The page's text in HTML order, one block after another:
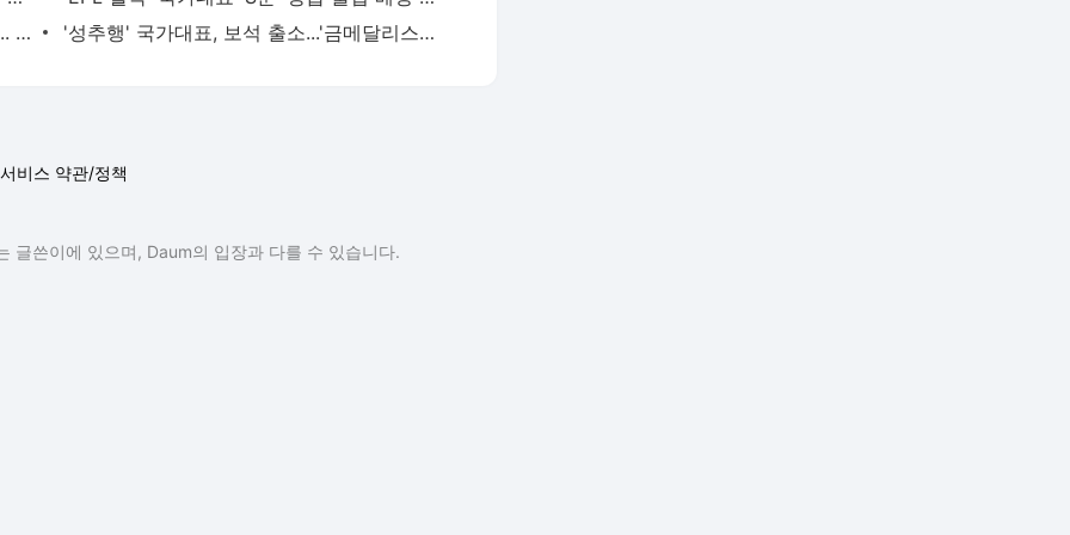
직무대행도 놀랄 '김건희 칼각 거수경례'... 카메라에 잡혔다 - 풋볼리스트(FOOTBALLIST)
'성추행' 국가대표, 보석 출소...'금메달리스트-국민영웅 봐주기?' - 풋볼리스트(FOOTBALLIST)
서비스 약관/정책
글쓴이에 있으며, Daum의 입장과 다를 수 있습니다.